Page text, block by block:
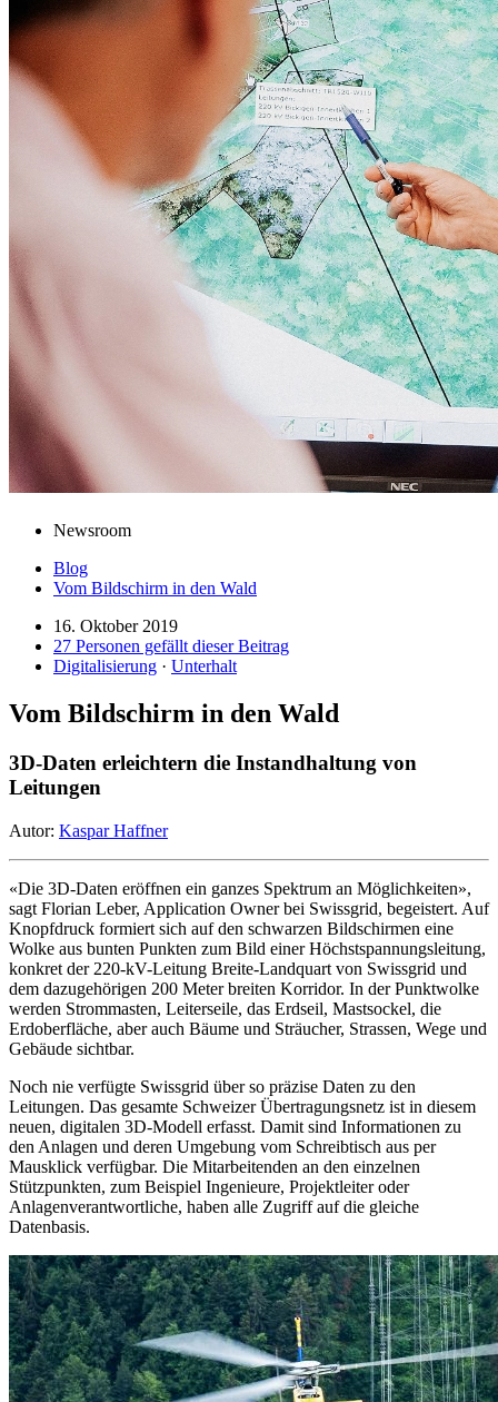
Newsroom
Blog
Vom Bildschirm in den Wald
16. Oktober 2019
27 Personen gefällt dieser Beitrag
Digitalisierung · Unterhalt
Vom Bildschirm in den Wald
3D-Daten erleichtern die Instandhaltung von
Leitungen
Autor: Kaspar Haffner
«Die 3D-Daten eröffnen ein ganzes Spektrum an Möglichkeiten»,
sagt Florian Leber, Application Owner bei Swissgrid, begeistert. Auf
Knopfdruck formiert sich auf den schwarzen Bildschirmen eine
Wolke aus bunten Punkten zum Bild einer Höchstspannungsleitung,
konkret der 220-kV-Leitung Breite-Landquart von Swissgrid und
dem dazugehörigen 200 Meter breiten Korridor. In der Punktwolke
werden Strommasten, Leiterseile, das Erdseil, Mastsockel, die
Erdoberfläche, aber auch Bäume und Sträucher, Strassen, Wege und
Gebäude sichtbar.
Noch nie verfügte Swissgrid über so präzise Daten zu den
Leitungen. Das gesamte Schweizer Übertragungsnetz ist in diesem
neuen, digitalen 3D-Modell erfasst. Damit sind Informationen zu
den Anlagen und deren Umgebung vom Schreibtisch aus per
Mausklick verfügbar. Die Mitarbeitenden an den einzelnen
Stützpunkten, zum Beispiel Ingenieure, Projektleiter oder
Anlagenverantwortliche, haben alle Zugriff auf die gleiche
Datenbasis.